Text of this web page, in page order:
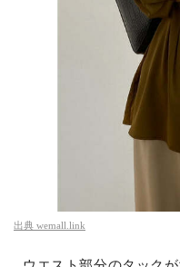
出典 wemall.link